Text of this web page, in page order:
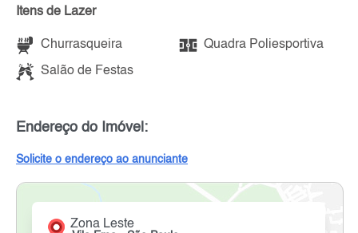
Itens de Lazer
Churrasqueira Quadra Poliesportiva
Salão de Festas
Endereço do Imóvel:
Solicite o endereço ao anunciante
Zona Leste